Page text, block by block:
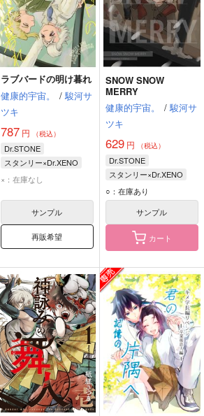
ラブバードの明け暮れ
健康的宇宙。
/ 駿河サ
ツキ
787 円 （税込）
Dr.STONE
スタンリー×Dr.XENO
スタンリー・スナイダー
×：在庫なし
サンプル
再販希望
SNOW SNOW
MERRY
健康的宇宙。
/ 駿河サ
ツキ
629円 （税込）
Dr.STONE
スタンリー×Dr.XENO
スタンリー・スナイダー
Dr.XENO
○：在庫あり
サンプル
カート